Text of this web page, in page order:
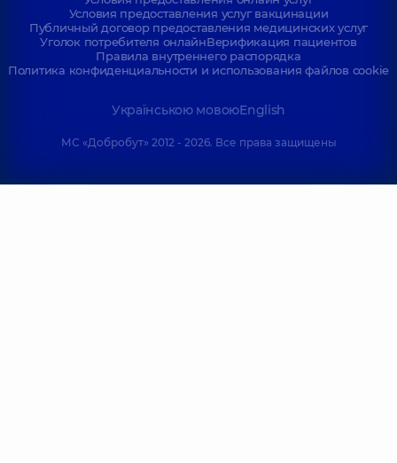
Условия предоставления услуг вакцинации
Публичный договор предоставления медицинских услуг
Уголок потребителя онлайнВерификация пациентов
Правила внутреннего распорядка
Политика конфиденциальности и использования файлов cookie
Українською мовоюEnglish
МС «Добробут» 2012 - 2026. Все права защищены